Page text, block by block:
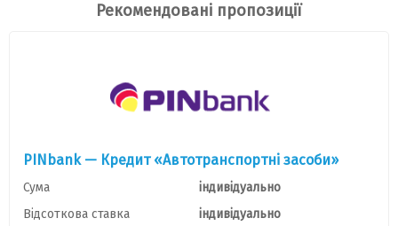
Рекомендовані пропозиції
PINbank — Кредит «Автотранспортні засоби»
Сума
індивідуально
Відсоткова ставка
індивідуально